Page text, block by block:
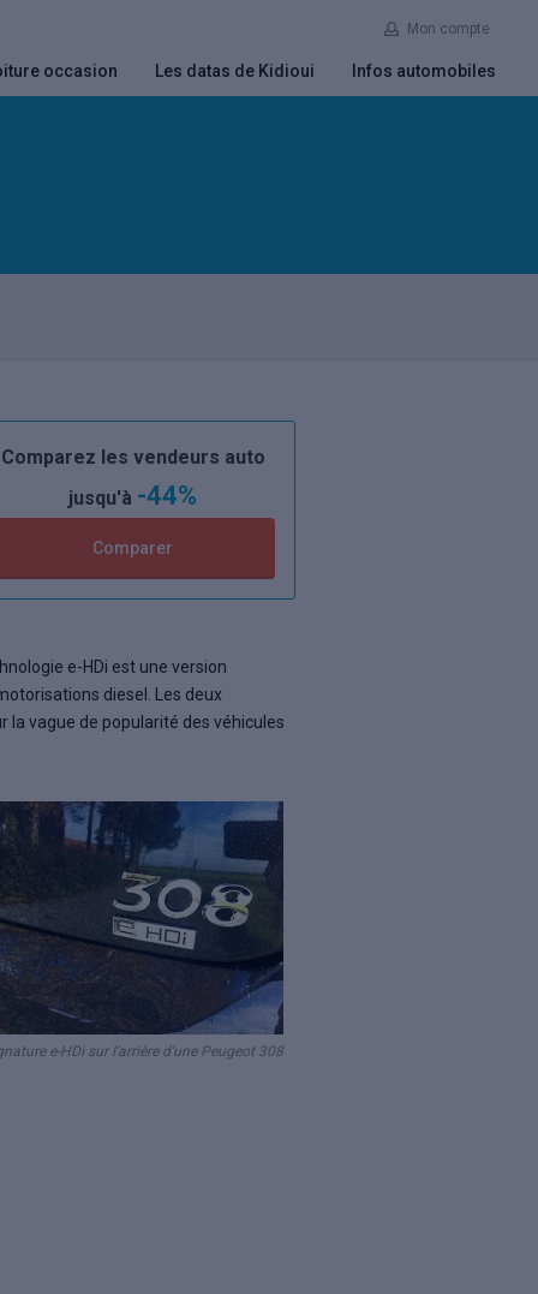
Mon compte
occasion Les datas de Kidioui Infos automobiles
Comparez les vendeurs auto
jusqu'à -44%
Comparer
e-HDi est une version
diesel. Les deux
vague de popularité des véhicules
e-HDi sur l'arrière d'une Peugeot 308